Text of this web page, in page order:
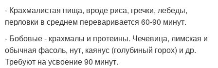
- Крахмалистая пища, вроде риса, гречки, лебеды,
перловки в среднем переваривается 60-90 минут.
- Бобовые - крахмалы и протеины. Чечевица, лимская и
обычная фасоль, нут, каянус (голубиный горох) и др.
Требуют на усвоение 90 минут.